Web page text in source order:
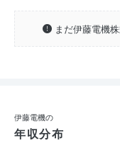
まだ伊藤電機株
伊藤電機の
年収分布